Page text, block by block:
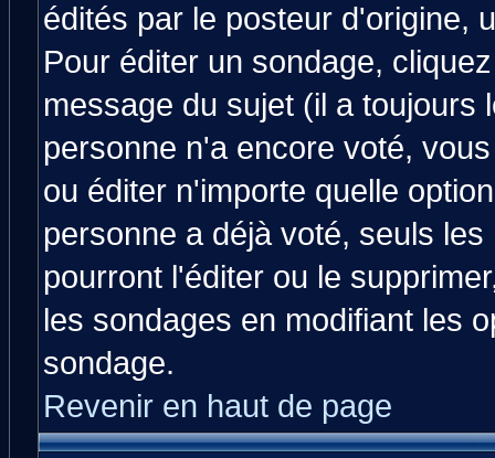
édités par le posteur d'origine,
Pour éditer un sondage,
message du sujet (il a toujours
personne n'a encore voté,
ou éditer n'importe quelle
personne a déjà voté, seuls
pourront l'éditer ou le
les sondages en modifiant les
sondage.
Revenir en haut de page